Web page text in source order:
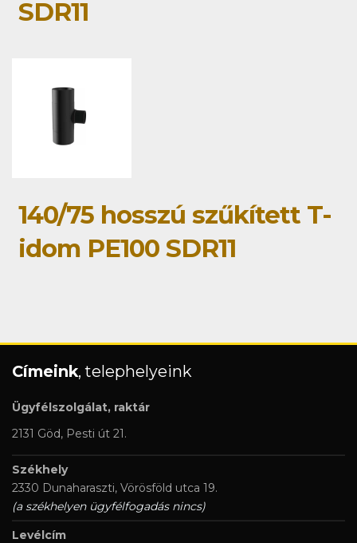
SDR11
140/75 hosszú szűkített T-
idom PE100 SDR11
Címeink, telephelyeink
Ügyfélszolgálat, raktár
2131 Göd, Pesti út 21.
Székhely
2330 Dunaharaszti, Vörösföld utca 19.
(a székhelyen ügyfélfogadás nincs)
Levélcím